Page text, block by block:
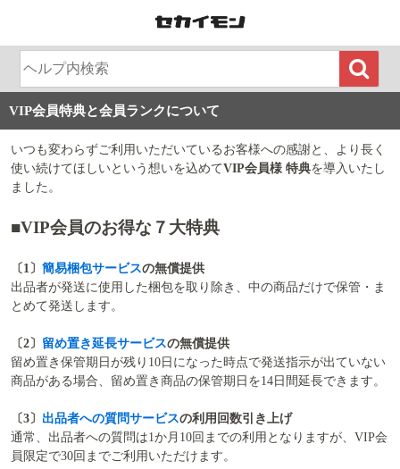
VIP会員特典と会員ランクについて
いつも変わらずご利用いただいているお客様への感謝と、より長く
使い続けてほしいという想いを込めてVIP会員様 特典を導入いたし
ました。
■VIP会員のお得な７大特典
〔1〕 簡易梱包サービスの無償提供
出品者が発送に使用した梱包を取り除き、中の商品だけで保管・ま
とめて発送します。
〔2〕 留め置き延長サービスの無償提供
留め置き保管期日が残り10日になった時点で発送指示が出ていない
商品がある場合、留め置き商品の保管期日を14日間延長できます。
〔3〕 出品者への質問サービスの利用回数引き上げ
通常、出品者への質問は1か月10回までの利用となりますが、VIP会
員限定で30回までご利用いただけます。